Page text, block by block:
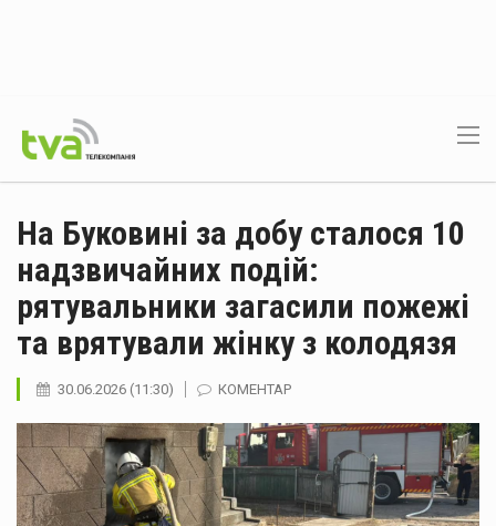
На Буковині за добу сталося 10
надзвичайних подій:
рятувальники загасили пожежі
та врятували жінку з колодязя
30.06.2026 (11:30) КОМЕНТАР